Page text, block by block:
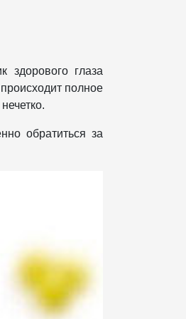
здорового глаза
полное
обратиться за